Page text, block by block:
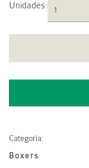
Unidades:
Categoría:
Boxers